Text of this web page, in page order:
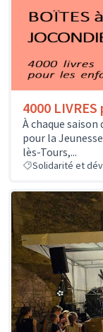
4000
À chaque
pour la
lès-Tours,...
Solidarité et